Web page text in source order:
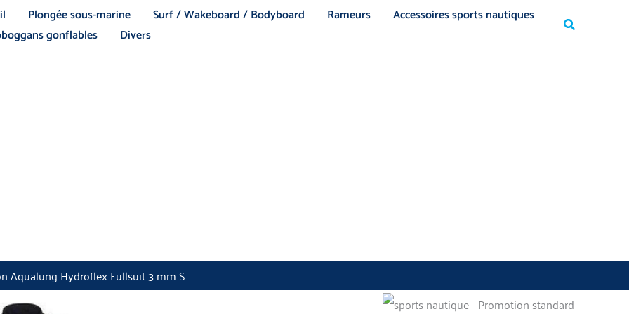
Plongée sous-marine Surf / Wakeboard / Bodyboard Rameurs
Accessoires sports nautiques
gonflables Divers Rechercher
Aqualung Hydroflex Fullsuit 3 mm S
Rechercher